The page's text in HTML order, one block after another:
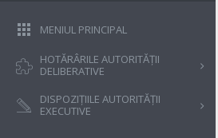
MENIUL PRINCIPAL
HOTĂRÂRILE AUTORITĂȚII
DELIBERATIVE
DISPOZIȚIILE AUTORITĂȚII
EXECUTIVE